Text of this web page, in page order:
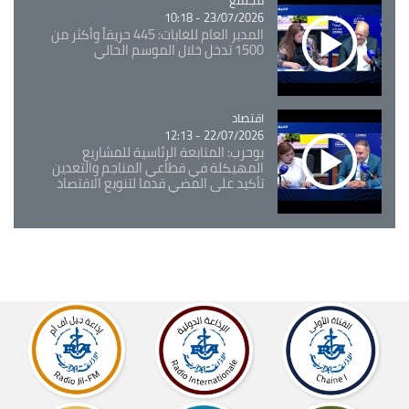
23/07/2026 - 10:18
المدير العام للغابات: 445 حريقاً وأكثر من
1500 تدخل خلال الموسم الحالي
Catégorie
اقتصاد
22/07/2026 - 12:13
بوحرب: المتابعة الرئاسية للمشاريع
المهيكلة في قطاعي المناجم والتعدين
تأكيد على المضي قدما لتنويع الاقتصاد